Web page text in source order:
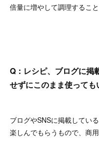
倍量に増やして調理すること
Q：レシピ、ブログに掲
せずにこのまま使っても
ブログやSNSに掲載してい
楽しんでもらうもので、商